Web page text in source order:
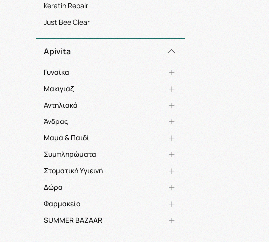
Keratin Repair
Just Bee Clear
Apivita
Γυναίκα
Μακιγιάζ
Αντηλιακά
Άνδρας
Μαμά & Παιδί
Συμπληρώματα
Στοματική Υγιεινή
Δώρα
Φαρμακείο
SUMMER BAZAAR